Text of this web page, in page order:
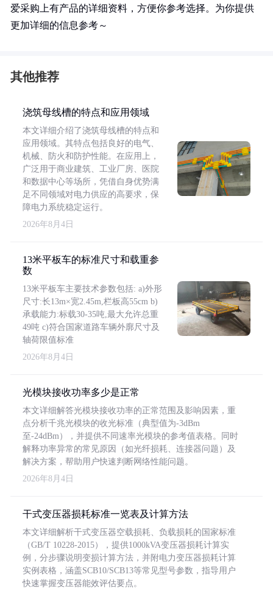
爱采购上有产品的详细资料，方便你参考选择。为你提供
更加详细的信息参考～
其他推荐
浇筑母线槽的特点和应用领域
本文详细介绍了浇筑母线槽的特点和
应用领域。其特点包括良好的电气、
机械、防火和防护性能。在应用上，
广泛用于商业建筑、工业厂房、医院
和数据中心等场所，凭借自身优势满
足不同领域对电力供应的高要求，保
障电力系统稳定运行。
2026年8月4日
13米平板车的标准尺寸和载重参
数
13米平板车主要技术参数包括: a)外形
尺寸:长13m×宽2.45m,栏板高55cm b)
承载能力:标载30-35吨,最大允许总重
49吨 c)符合国家道路车辆外廓尺寸及
轴荷限值标准
2026年8月4日
光模块接收功率多少是正常
本文详细解答光模块接收功率的正常范围及影响因素，重
点分析千兆光模块的收光标准（典型值为-3dBm
至-24dBm），并提供不同速率光模块的参考值表格。同时
解释功率异常的常见原因（如光纤损耗、连接器问题）及
解决方案，帮助用户快速判断网络性能问题。
2026年8月4日
干式变压器损耗标准一览表及计算方法
本文详细解析干式变压器空载损耗、负载损耗的国家标准
（GB/T 10228-2015），提供1000kVA变压器损耗计算实
例，分步骤说明变损计算方法，并附电力变压器损耗计算
实例表格，涵盖SCB10/SCB13等常见型号参数，指导用户
快速掌握变压器能效评估要点。